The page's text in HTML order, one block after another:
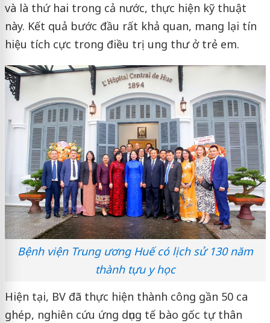
và là thứ hai trong cả nước, thực hiện kỹ thuật
này. Kết quả bước đầu rất khả quan, mang lại tín
hiệu tích cực trong điều trị ung thư ở trẻ em.
Bệnh viện Trung ương Huế có lịch sử 130 năm
thành tựu y học
Hiện tại, BV đã thực hiện thành công gần 50 ca
ghép, nghiên cứu ứng dụng tế bào gốc tự thân